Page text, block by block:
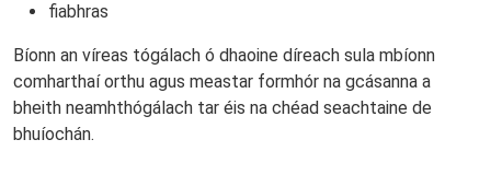
fiabhras
Bíonn an víreas tógálach ó dhaoine díreach sula mbíonn
comharthaí orthu agus meastar formhór na gcásanna a
bheith neamhthógálach tar éis na chéad seachtaine de
bhuíochán.